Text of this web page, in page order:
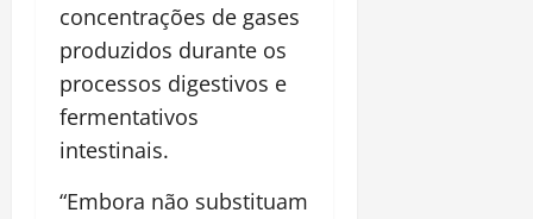
concentrações de gases
produzidos durante os
processos digestivos e
fermentativos
intestinais.
“Embora não substituam